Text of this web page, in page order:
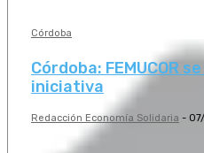
Córdoba
Córdoba: FEMUCOR
iniciativa
Redacción Economía Solidaria -